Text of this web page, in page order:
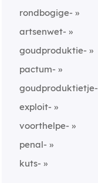
rondbogige-
artsenwet-
goudproduktie-
pactum-
goudproduktietje-
exploit-
voorthelpe-
penal-
kuts-